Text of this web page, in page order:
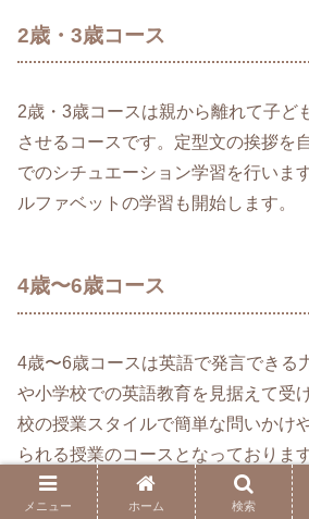
2歳・3歳コース
2歳・3歳コースは親から離れて子ど
させるコースです。定型文の挨拶を
でのシチュエーション学習を行いま
ルファベットの学習も開始します。
4歳〜6歳コース
4歳〜6歳コースは英語で発言できる
や小学校での英語教育を見据えて受
校の授業スタイルで簡単な問いかけ
られる授業のコースとなっております
メニュー ホーム 検索